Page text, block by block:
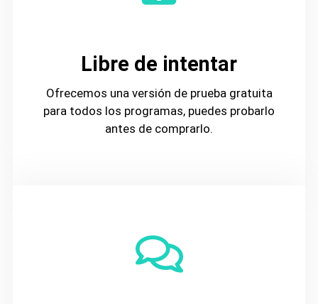
Libre de intentar
Ofrecemos una versión de prueba gratuita
para todos los programas, puedes probarlo
antes de comprarlo.